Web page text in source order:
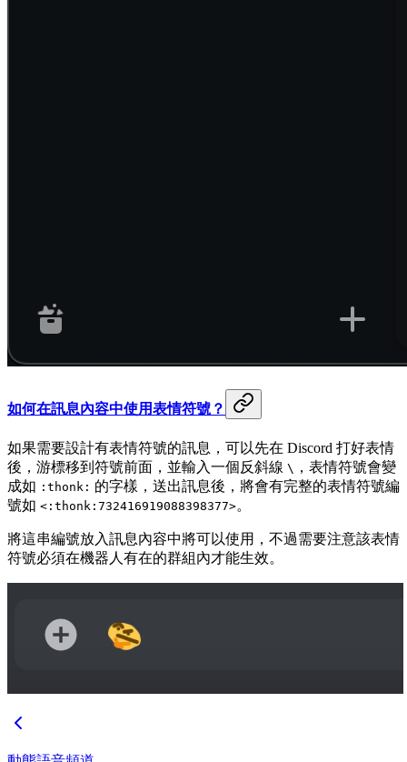
如何在訊息內容中使用表情符號？
如果需要設計有表情符號的訊息，可以先在 Discord 打好表情
後，游標移到符號前面，並輸入一個反斜線 \ ，表情符號會變
成如 :thonk: 的字樣，送出訊息後，將會有完整的表情符號編
號如 <:thonk:732416919088398377>。
將這串編號放入訊息內容中將可以使用，不過需要注意該表情
符號必須在機器人有在的群組內才能生效。